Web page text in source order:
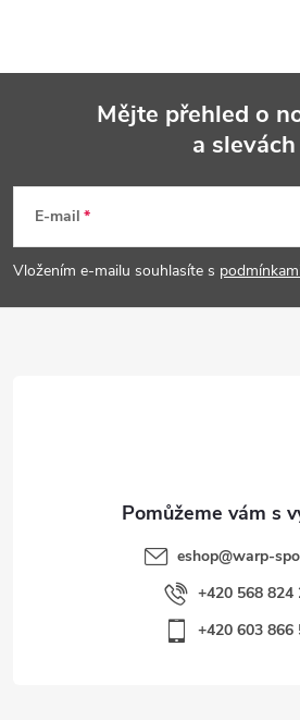
p
Mějte přehled o
a slevách
E-mail
Vložením e-mailu souhlasíte s
eshop@warp-
+420 568 824
+420 603 866